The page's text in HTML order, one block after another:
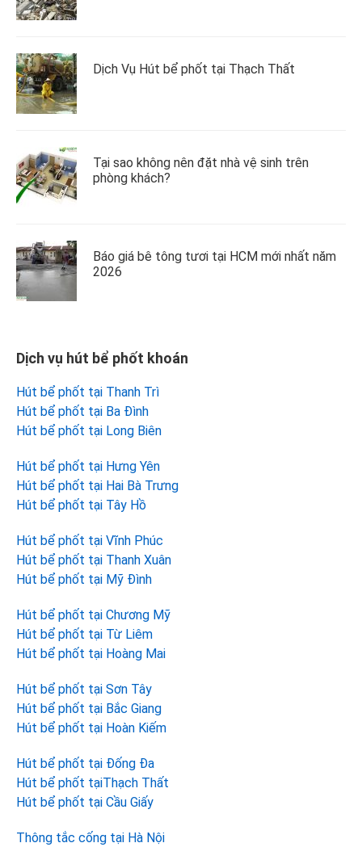
Dịch Vụ Hút bể phốt tại Thạch Thất
Tại sao không nên đặt nhà vệ sinh trên
phòng khách?
Báo giá bê tông tươi tại HCM mới nhất năm
2026
Dịch vụ hút bể phốt khoán
Hút bể phốt tại Thanh Trì
Hút bể phốt tại Ba Đình
Hút bể phốt tại Long Biên
Hút bể phốt tại Hưng Yên
Hút bể phốt tại Hai Bà Trưng
Hút bể phốt tại Tây Hồ
Hút bể phốt tại Vĩnh Phúc
Hút bể phốt tại Thanh Xuân
Hút bể phốt tại Mỹ Đình
Hút bể phốt tại Chương Mỹ
Hút bể phốt tại Từ Liêm
Hút bể phốt tại Hoàng Mai
Hút bể phốt tại Sơn Tây
Hút bể phốt tại Bắc Giang
Hút bể phốt tại Hoàn Kiếm
Hút bể phốt tại Đống Đa
Hút bể phốt tạiThạch Thất
Hút bể phốt tại Cầu Giấy
Thông tắc cống tại Hà Nội